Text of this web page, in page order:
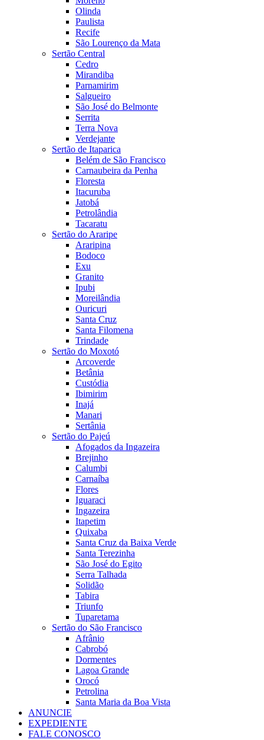
Olinda
Paulista
Recife
São Lourenço da Mata
Sertão Central
Cedro
Mirandiba
Parnamirim
Salgueiro
São José do Belmonte
Serrita
Terra Nova
Verdejante
Sertão de Itaparica
Belém de São Francisco
Carnaubeira da Penha
Floresta
Itacuruba
Jatobá
Petrolândia
Tacaratu
Sertão do Araripe
Araripina
Bodoco
Exu
Granito
Ipubi
Moreilândia
Ouricuri
Santa Cruz
Santa Filomena
Trindade
Sertão do Moxotó
Arcoverde
Betânia
Custódia
Ibimirim
Inajá
Manari
Sertânia
Sertão do Pajeú
Afogados da Ingazeira
Brejinho
Calumbi
Carnaíba
Flores
Iguaraci
Ingazeira
Itapetim
Quixaba
Santa Cruz da Baixa Verde
Santa Terezinha
São José do Egito
Serra Talhada
Solidão
Tabira
Triunfo
Tuparetama
Sertão do São Francisco
Afrânio
Cabrobó
Dormentes
Lagoa Grande
Orocó
Petrolina
Santa Maria da Boa Vista
ANUNCIE
EXPEDIENTE
FALE CONOSCO